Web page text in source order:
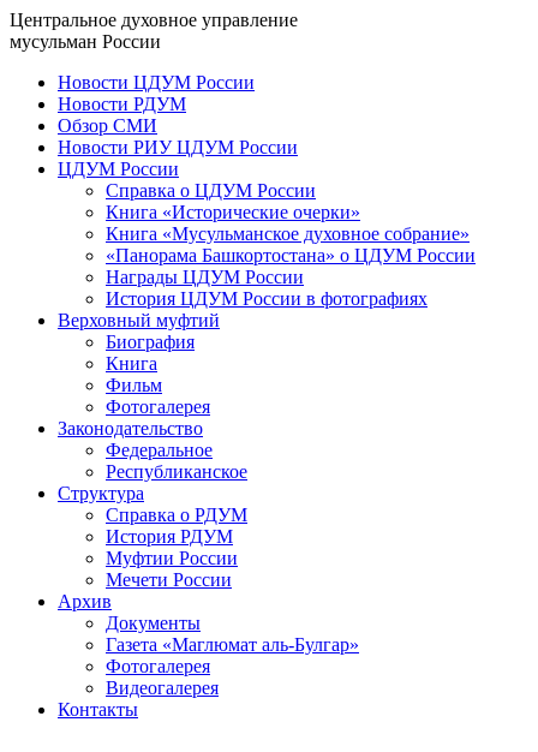
Центральное духовное управление
мусульман России
Новости ЦДУМ России
Новости РДУМ
Обзор СМИ
Новости РИУ ЦДУМ России
ЦДУМ России
Справка о ЦДУМ России
Книга «Исторические очерки»
Книга «Мусульманское духовное собрание»
«Панорама Башкортостана» о ЦДУМ России
Награды ЦДУМ России
История ЦДУМ России в фотографиях
Верховный муфтий
Биография
Книга
Фильм
Фотогалерея
Законодательство
Федеральное
Республиканское
Структура
Справка о РДУМ
История РДУМ
Муфтии России
Мечети России
Архив
Документы
Газета «Маглюмат аль-Булгар»
Фотогалерея
Видеогалерея
Контакты